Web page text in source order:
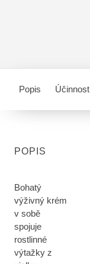
Popis Účinnost
POPIS
Bohatý
výživný krém
v sobě
spojuje
rostlinné
výtažky z